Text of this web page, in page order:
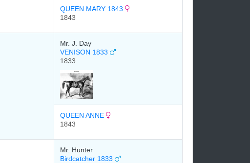
QUEEN MARY 1843
1843
Mr. J. Day
VENISON 1833
1833
QUEEN ANNE
1843
Mr. Hunter
Birdcatcher 1833